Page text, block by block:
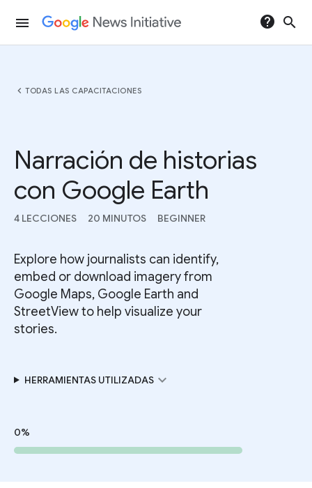
menu help search
chevron_left TODAS LAS CAPACITACIONES
Narración de historias
con Google Earth
4 LECCIONES 20 MINUTOS BEGINNER
Explore how journalists can identify,
embed or download imagery from
Google Maps, Google Earth and
StreetView to help visualize your
stories.
HERRAMIENTAS UTILIZADASexpand_more
0%